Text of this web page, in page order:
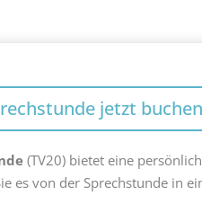
jetzt buchen
(TV20) bietet eine
es von der Sprechstunde in